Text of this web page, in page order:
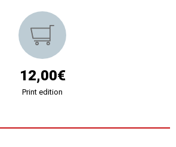
12,00€
Print edition